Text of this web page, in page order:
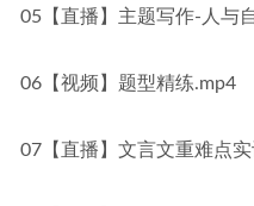
05【直播】主题写作-人与
06【视频】题型精练.mp4
07【直播】文言文重难点